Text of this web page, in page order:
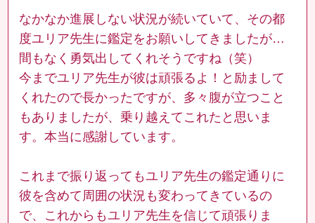
なかなか進展しない状況が続いていて、その都
度ユリア先生に鑑定をお願いしてきましたが…
間もなく勇気出してくれそうですね（笑）
今までユリア先生が彼は頑張るよ！と励まして
くれたので長かったですが、多々腹が立つこと
もありましたが、乗り越えてこれたと思いま
す。本当に感謝しています。
これまで振り返ってもユリア先生の鑑定通りに
彼を含めて周囲の状況も変わってきているの
で、これからもユリア先生を信じて頑張りま